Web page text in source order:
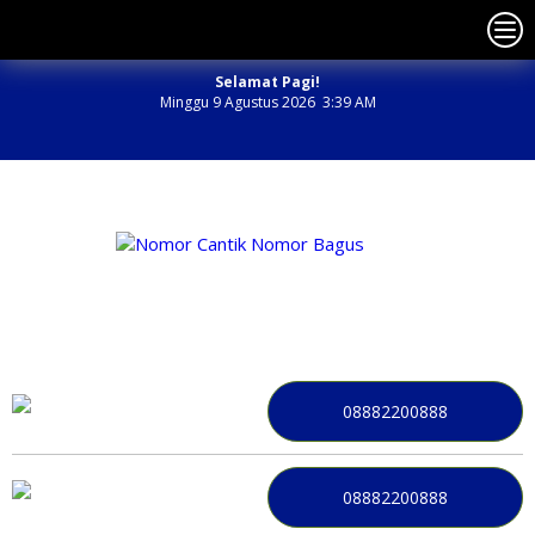
Selamat Pagi!
Minggu 9 Agustus 2026 3:39 AM
08882200888
08882200888